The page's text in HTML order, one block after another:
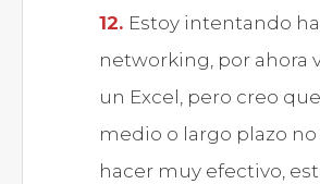
Estoy intentando
networking, por ahora
un Excel, pero creo
medio o largo plazo no
hacer muy efectivo,